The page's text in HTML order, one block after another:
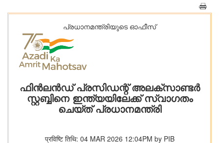
പ്രധാനമന്ത്രിയുടെ ഓഫീസ്‌
ഫിൻലൻഡ് പ്രസിഡന്റ് അലക്സാണ്ടർ
സ്റ്റബ്ബിനെ ഇന്ത്യയിലേക്ക് സ്വാഗതം
ചെയ്ത് പ്രധാനമന്ത്രി
प्रविष्टि तिथि: 04 MAR 2026 12:04PM by PIB